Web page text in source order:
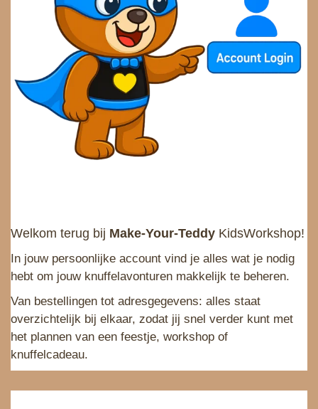
e
Welkom terug bij Make-Your-Teddy KidsWorkshop!
In jouw persoonlijke account vind je alles wat je nodig
hebt om jouw knuffelavonturen makkelijk te beheren.
Van bestellingen tot adresgegevens: alles staat
overzichtelijk bij elkaar, zodat jij snel verder kunt met
het plannen van een feestje, workshop of
knuffelcadeau.